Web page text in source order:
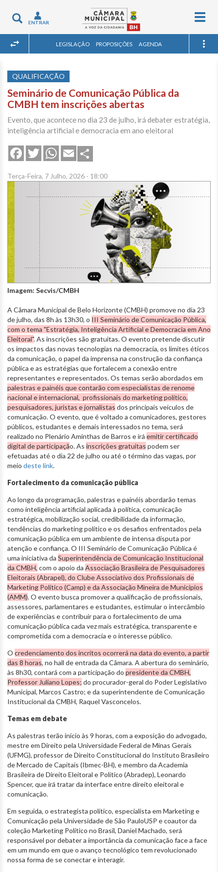
Toggle
navigation
ENTRAR
LEGISLAÇÃO PROPOSIÇÕES AGENDA
QUALIFICAÇÃO
Seminário de Comunicação Pública da
CMBH tem inscrições abertas
Evento, que acontece no dia 23 de julho, irá debater estratégia,
inteligência artificial e democracia em ano eleitoral
FacebookTwitterWhatsApp
Email
Terça-Feira, 7 Julho, 2026 - 18:00
Imagem: Secvis/CMBH
A Câmara Municipal de Belo Horizonte (CMBH) promove no dia 23
de julho, das 8h às 13h30, o III Seminário de Comunicação Pública,
com o tema "Estratégia, Inteligência Artificial e Democracia em Ano
Eleitoral". As inscrições são gratuitas. O evento pretende discutir
os impactos das novas tecnologias na democracia, os limites éticos
da comunicação, o papel da imprensa na construção da confiança
pública e as estratégias que fortalecem a conexão entre
representantes e representados. Os temas serão abordados em
palestras e painéis que contarão com especialistas de renome
nacional e internacional, profissionais do marketing político,
pesquisadores, juristas e jornalistas dos principais veículos de
comunicação. O evento, que é voltado a comunicadores, gestores
públicos, estudantes e demais interessados no tema, será
realizado no Plenário Aminthas de Barros e irá emitir certificado
digital de participação. As inscrições gratuitas podem ser
efetuadas até o dia 22 de julho ou até o término das vagas, por
meio deste link.
Fortalecimento da comunicação pública
Ao longo da programação, palestras e painéis abordarão temas
como inteligência artificial aplicada à política, comunicação
estratégica, mobilização social, credibilidade da informação,
tendências do marketing político e os desafios enfrentados pela
comunicação pública em um ambiente de intensa disputa por
atenção e confiança. O III Seminário de Comunicação Pública é
uma iniciativa da Superintendência de Comunicação Institucional
da CMBH, com o apoio da Associação Brasileira de Pesquisadores
Eleitorais (Abrapel), do Clube Associativo dos Profissionais de
Marketing Político (Camp) e da Associação Mineira de Municípios
(AMM). O evento busca promover a qualificação de profissionais,
assessores, parlamentares e estudantes, estimular o intercâmbio
de experiências e contribuir para o fortalecimento de uma
comunicação pública cada vez mais estratégica, transparente e
comprometida com a democracia e o interesse público.
O credenciamento dos incritos ocorrerá na data do evento, a partir
das 8 horas, no hall de entrada da Câmara. A abertura do seminário,
às 8h30, contará com a participação do presidente da CMBH,
Professor Juliano Lopes; do procurador-geral do Poder Legislativo
Municipal, Marcos Castro; e da superintendente de Comunicação
Institucional da CMBH, Raquel Vasconcelos.
Temas em debate
As palestras terão início às 9 horas, com a exposição do advogado,
mestre em Direito pela Universidade Federal de Minas Gerais
(UFMG), professor de Direito Constitucional do Instituto Brasileiro
de Mercado de Capitais (Ibmec-BH), e membro da Academia
Brasileira de Direito Eleitoral e Político (Abradep), Leonardo
Spencer, que irá tratar da interface entre direito eleitoral e
comunicação.
Em seguida, o estrategista político, especialista em Marketing e
Comunicação pela Universidade de São PauloUSP e coautor da
coleção Marketing Político no Brasil, Daniel Machado, será
responsável por debater a importância da comunicação face a face
em um mundo em que o avanço tecnológico tem revolucionado
nossa forma de se conectar e interagir.